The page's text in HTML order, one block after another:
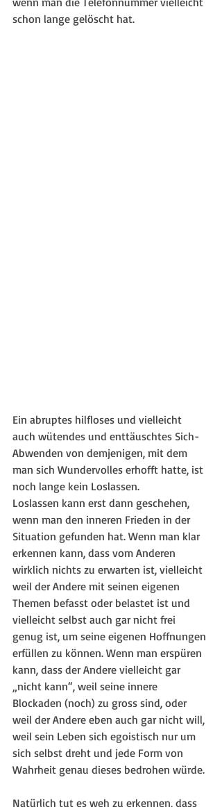
schon lange gelöscht hat.
Ein abruptes hilfloses und vielleicht
auch wütendes und enttäuschtes Sich-
Abwenden von demjenigen, mit dem
man sich Wundervolles erhofft hatte, ist
noch lange kein Loslassen.
Loslassen kann erst dann geschehen,
wenn man den inneren Frieden in der
Situation gefunden hat. Wenn man klar
erkennen kann, dass vom Anderen
wirklich nichts zu erwarten ist, vielleicht
weil der Andere mit seinen eigenen
Themen befasst oder belastet ist und
vielleicht selbst auch gar nicht frei
genug ist, um seine eigenen Hoffnungen
erfüllen zu können. Wenn man erspüren
kann, dass der Andere vielleicht gar
„nicht kann“, weil seine innere
Blockaden (noch) zu gross sind, oder
weil der Andere eben auch gar nicht will,
weil sein Leben sich egoistisch nur um
sich selbst dreht und jede Form von
Wahrheit genau dieses bedrohen würde.
Natürlich tut es weh zu erkennen, dass